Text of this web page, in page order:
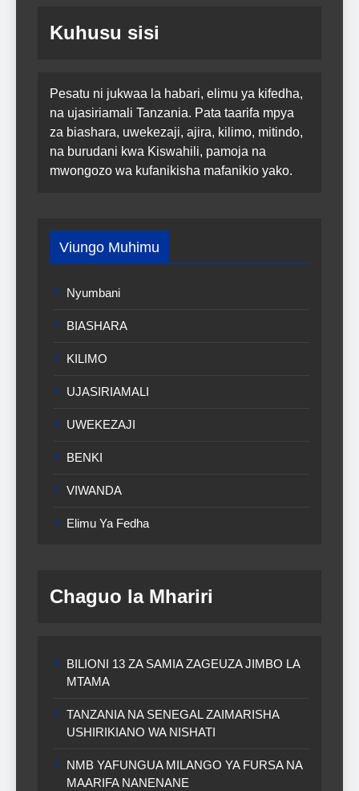
Kuhusu sisi
Pesatu ni jukwaa la habari, elimu ya kifedha,
na ujasiriamali Tanzania. Pata taarifa mpya
za biashara, uwekezaji, ajira, kilimo, mitindo,
na burudani kwa Kiswahili, pamoja na
mwongozo wa kufanikisha mafanikio yako.
Viungo Muhimu
Nyumbani
BIASHARA
KILIMO
UJASIRIAMALI
UWEKEZAJI
BENKI
VIWANDA
Elimu Ya Fedha
Chaguo la Mhariri
BILIONI 13 ZA SAMIA ZAGEUZA JIMBO LA
MTAMA
TANZANIA NA SENEGAL ZAIMARISHA
USHIRIKIANO WA NISHATI
NMB YAFUNGUA MILANGO YA FURSA NA
MAARIFA NANENANE